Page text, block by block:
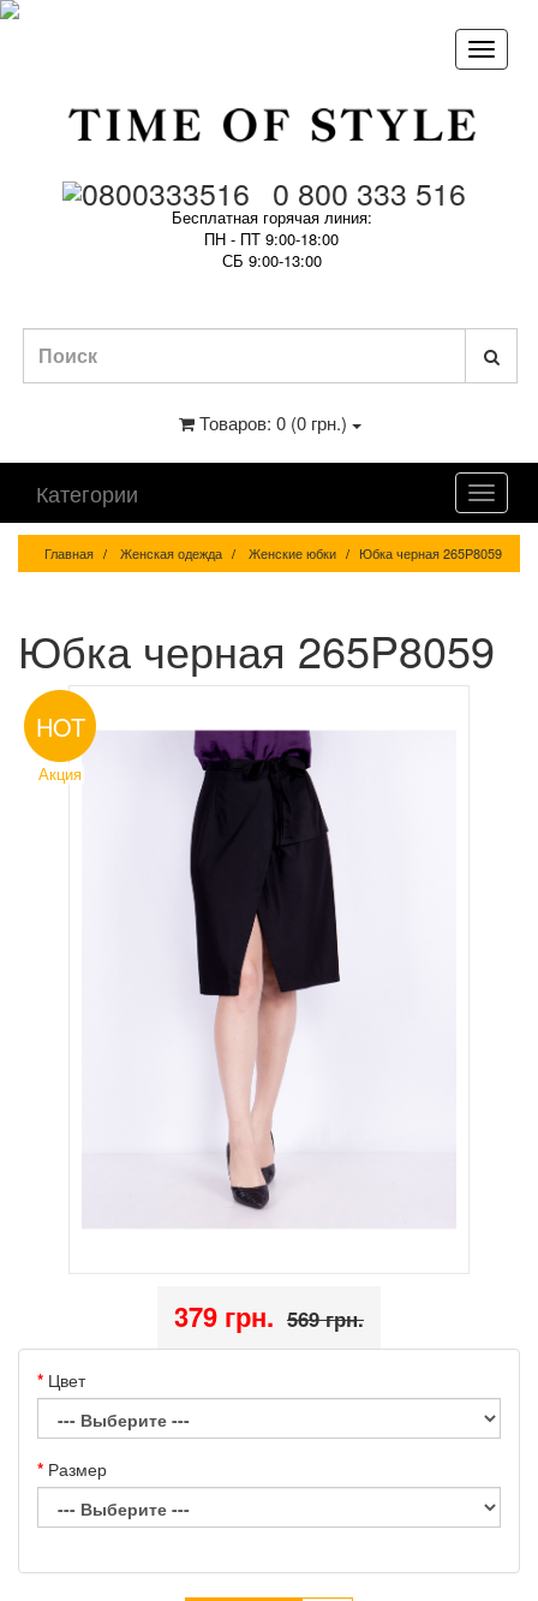
0 800 333 516
Бесплатная горячая линия:
ПН - ПТ 9:00-18:00
СБ 9:00-13:00
Товаров: 0 (0 грн.)
Категории
Главная Женская одежда Женские юбки Юбка черная 265P8059
Юбка черная 265P8059
HOT
Акция
379 грн. 569 грн.
Цвет
Размер